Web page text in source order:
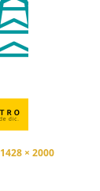
1428 × 2000